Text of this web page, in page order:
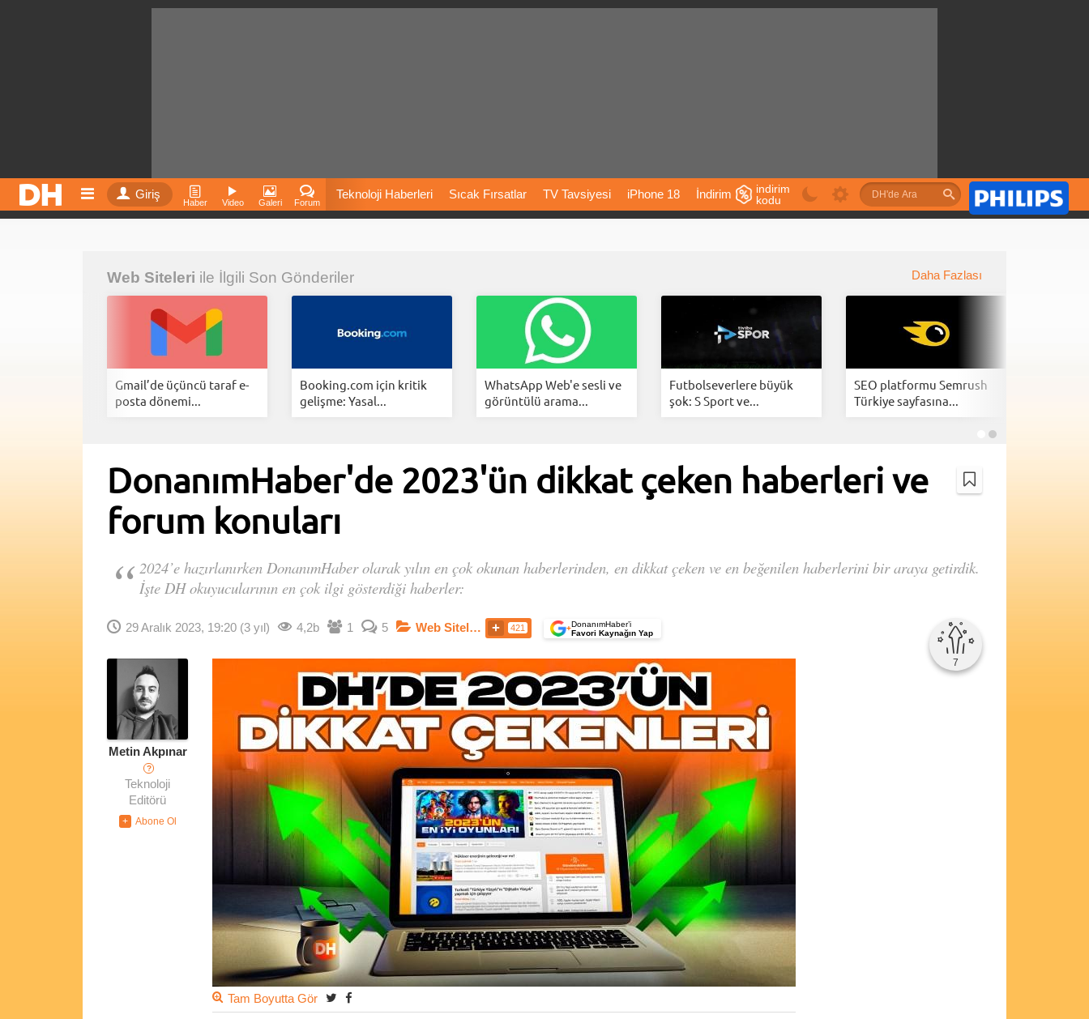
Giriş
Haber Video Galeri Forum
Teknoloji Haberleri Sıcak Fırsatlar TV Tavsiyesi iPhone 18 İndirim
Fiyatları
Çöktü
indirim
kodu
Web Siteleri ile İlgili Son Gönderiler Daha Fazlası
Gmail’de üçüncü taraf e-
posta dönemi...
Booking.com için kritik
gelişme: Yasal...
WhatsApp Web'e sesli ve
görüntülü arama...
Futbolseverlere büyük
şok: S Sport ve...
SEO platformu Semrush
Türkiye sayfasına...
DonanımHaber'de 2023'ün dikkat çeken haberleri ve
forum konuları
2024’e hazırlanırken DonanımHaber olarak yılın en çok okunan haberlerinden, en dikkat çeken ve en beğenilen haberlerini bir araya getirdik.
İşte DH okuyucularının en çok ilgi gösterdiği haberler:
29 Aralık 2023, 19:20 (3 yıl) 4,2b 1 5 Web Siteleri 421 +DonanımHaber’i
Favori Kaynağın Yap
7
Metin Akpınar
?
Teknoloji
Editörü
Tam Boyutta Gör